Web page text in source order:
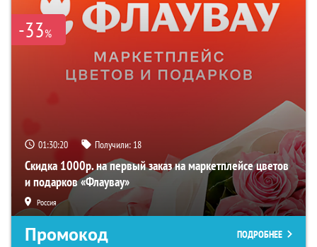
-33%
01:30:19 Получили: 18
Скидка 1000р. на первый заказ на маркетплейсе цветов
и подарков «Флаувау»
Россия
Промокод ПОДРОБНЕЕ